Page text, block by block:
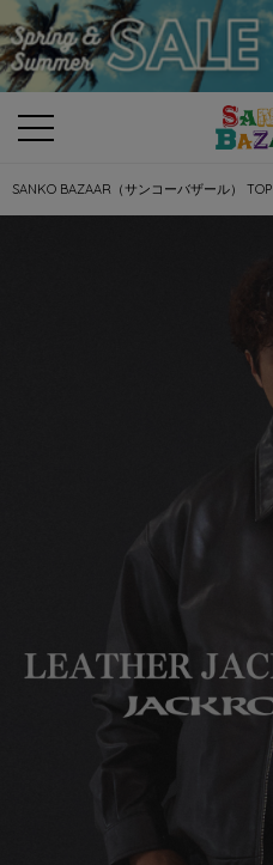
SANKO BAZAAR（サンコーバザール） TOP